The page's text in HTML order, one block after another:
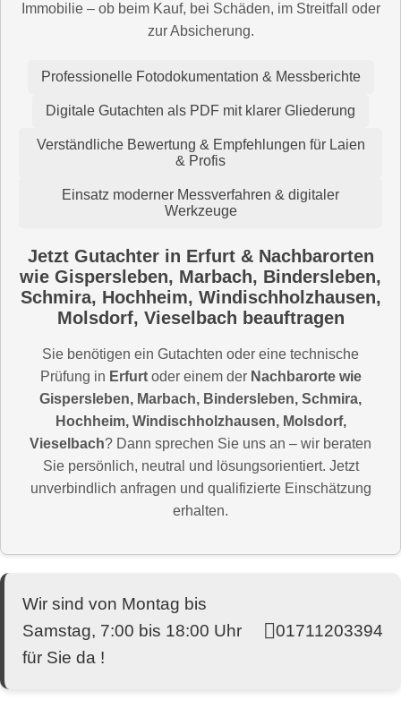
Immobilie – ob beim Kauf, bei Schäden, im Streitfall oder
zur Absicherung.
Professionelle Fotodokumentation & Messberichte
Digitale Gutachten als PDF mit klarer Gliederung
Verständliche Bewertung & Empfehlungen für Laien
& Profis
Einsatz moderner Messverfahren & digitaler
Werkzeuge
Jetzt Gutachter in Erfurt & Nachbarorten
wie Gispersleben, Marbach, Bindersleben,
Schmira, Hochheim, Windischholzhausen,
Molsdorf, Vieselbach beauftragen
Sie benötigen ein Gutachten oder eine technische
Prüfung in Erfurtoder einem der Nachbarorte wie
Gispersleben, Marbach, Bindersleben, Schmira,
Hochheim, Windischholzhausen, Molsdorf,
Vieselbach? Dann sprechen Sie uns an – wir beraten
Sie persönlich, neutral und lösungsorientiert. Jetzt
unverbindlich anfragen und qualifizierte Einschätzung
erhalten.
Wir sind von Montag bis
Samstag, 7:00 bis 18:00 Uhr
für Sie da !
01711203394